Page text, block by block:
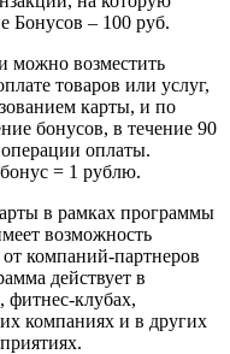
Бонусов – 100 руб.
можно возместить
товаров или услуг,
карты, и по
бонусов, в течение 90
оплаты.
= 1 рублю.
в рамках программы
возможность
компаний-партнеров
действует в
фитнес-клубах,
компаниях и в других